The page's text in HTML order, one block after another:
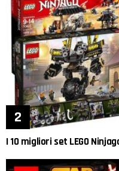
I 10 migliori set LEGO